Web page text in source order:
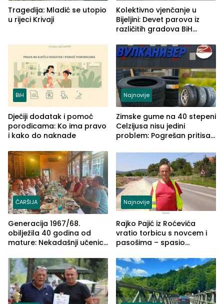
Tragedija: Mladić se utopio
u rijeci Krivaji
Kolektivno vjenčanje u
Bijeljini: Devet parova iz
različitih gradova BiH
BiH
Dječiji dodatak i pomoć
porodicama: Ko ima pravo
i kako do naknade
Najnovije
Zimske gume na 40 stepeni
Celzijusa nisu jedini
problem: Pogrešan pritisak
ČARŠIJA
Generacija 1967/68.
obilježila 40 godina od
mature: Nekadašnji učenici
(FOTO)
Najnovije
Rajko Pajić iz Roćevića
vratio torbicu s novcem i
pasošima – spasio
Grčkoj